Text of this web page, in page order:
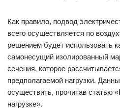
Как правило, подвод
всего осуществляется по
решением будет использовать
самонесущий изолированный
сечения, которое
предполагаемой нагрузки.
осуществить, прочитав статью
нагрузке».